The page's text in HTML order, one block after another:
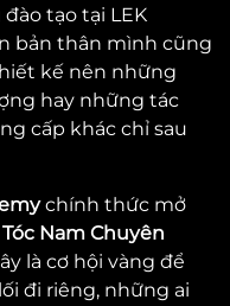
tạo tại LEK
bản thân mình cũng
kế nên những
hay những tác
cấp khác chỉ sau
chính thức mở
Nam Chuyên
là cơ hội vàng để
đi riêng, những ai